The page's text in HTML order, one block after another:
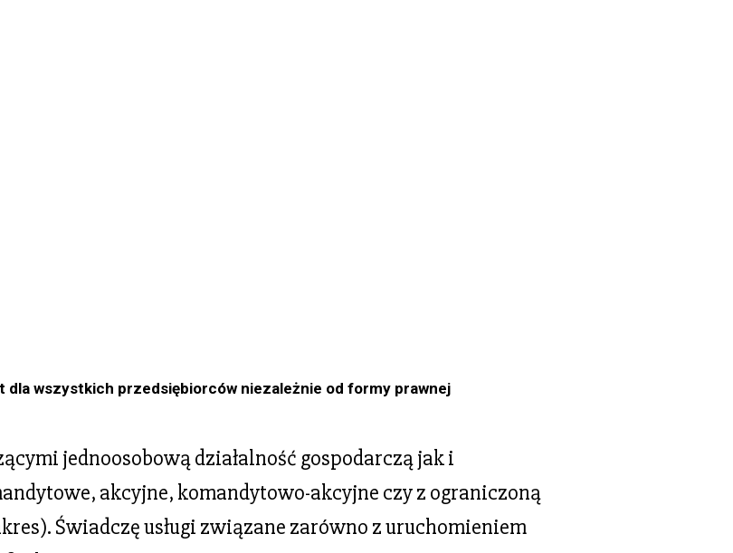
dla wszystkich przedsiębiorców niezależnie od formy prawnej
jednoosobową działalność gospodarczą jak i
akcyjne, komandytowo-akcyjne czy z ograniczoną
Świadczę usługi związane zarówno z uruchomieniem